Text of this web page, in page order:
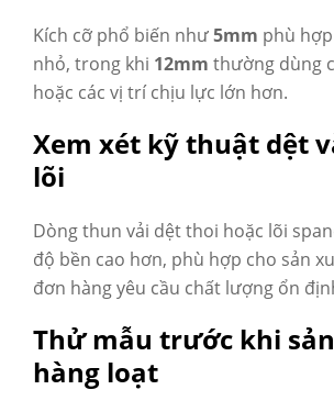
Kích cỡ phổ biến như5mm phù
nhỏ, trong khi 12mm thường dùng
hoặc các vị trí chịu lực lớn hơn.
Xem xét kỹ thuật dệt
lõi
Dòng thun vải dệt thoi hoặc lõi
độ bền cao hơn, phù hợp cho sản
đơn hàng yêu cầu chất lượng ổn
Thử mẫu trước khi
hàng loạt